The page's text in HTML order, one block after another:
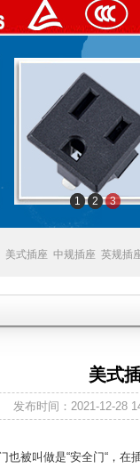
1 2 3
美式插座 中规插座 英规插
美式
发布时间：2021-12-28
也被叫做是“安全门“，在